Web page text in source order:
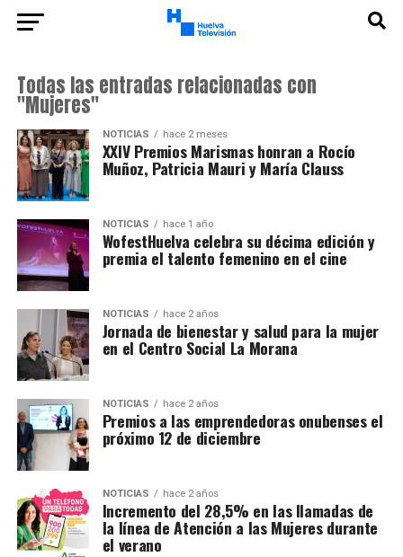
Todas las entradas relacionadas con
"Mujeres"
NOTICIAS hace 2 meses
XXIV Premios Marismas honran a Rocío
Muñoz, Patricia Mauri y María Clauss
NOTICIAS hace 1 año
WofestHuelva celebra su décima edición y
premia el talento femenino en el cine
NOTICIAS hace 2 años
Jornada de bienestar y salud para la mujer
en el Centro Social La Morana
NOTICIAS hace 2 años
Premios a las emprendedoras onubenses el
próximo 12 de diciembre
NOTICIAS hace 2 años
Incremento del 28,5% en las llamadas de
la línea de Atención a las Mujeres durante
el verano